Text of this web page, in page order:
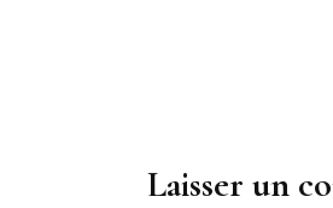
Laisser un